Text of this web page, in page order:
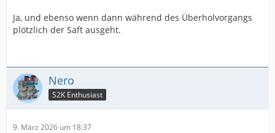
Ja, und ebenso wenn dann während des Überholvorgangs
plötzlich der Saft ausgeht.
Nero
S2K Enthusiast
9. März 2026 um 18:37